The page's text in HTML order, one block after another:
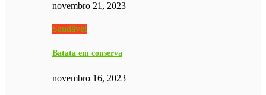
novembro 21, 2023
Saudável
Batata em conserva
novembro 16, 2023